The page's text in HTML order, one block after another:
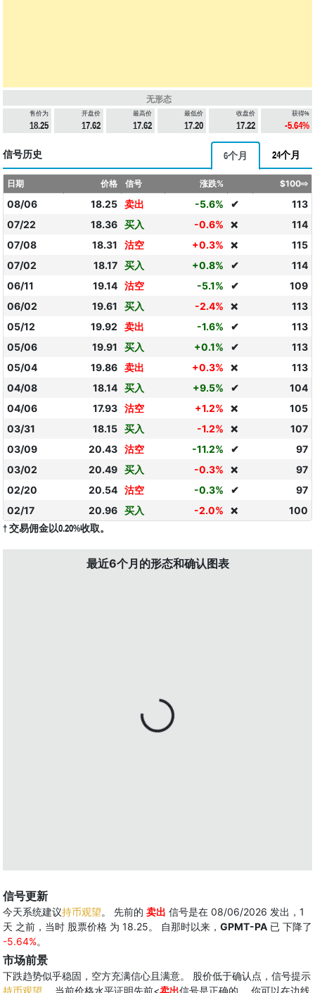
无形态
售价为
18.25
开盘价
17.62
最高价
17.62
最低价
17.20
收盘价
17.22
获得%
-5.64%
信号历史 6个月 24个月
日期 价格 信号 涨跌% $100⇨
08/06 18.25 卖出 -5.6% ✔
113
07/22
18.36 买入 -0.6% ❌
114
07/08
18.31 沽空 +0.3% ❌
115
07/02
18.17 买入 +0.8% ✔
114
06/11
19.14 沽空 -5.1% ✔
109
06/02
19.61 买入 -2.4% ❌
113
05/12
19.92 卖出 -1.6% ✔
113
05/06
19.91 买入 +0.1% ✔
113
05/04
19.86 卖出 +0.3% ❌
113
04/08
18.14 买入 +9.5% ✔
104
04/06
17.93 沽空 +1.2% ❌
105
03/31
18.15 买入 -1.2% ❌
107
03/09
20.43 沽空 -11.2% ✔
97
03/02
20.49 买入 -0.3% ❌
97
02/20
20.54 沽空 -0.3% ✔
97
02/17
20.96 买入 -2.0% ❌ 100
† 交易佣金以0.20%收取。
最近6个月的形态和确认图表
信号更新
今天系统建议持币观望。 先前的 卖出 信号是在 08/06/2026 发出，1
天 之前，当时 股票价格 为 18.25。 自那时以来， GPMT-PA 已 下降了
-5.64%。
市场前景
下跌趋势似乎稳固，空方充满信心且满意。 股价低于确认点，信号提示
持币观望 。 当前价格水平证明先前<卖出信号是正确的。 你可以在边线